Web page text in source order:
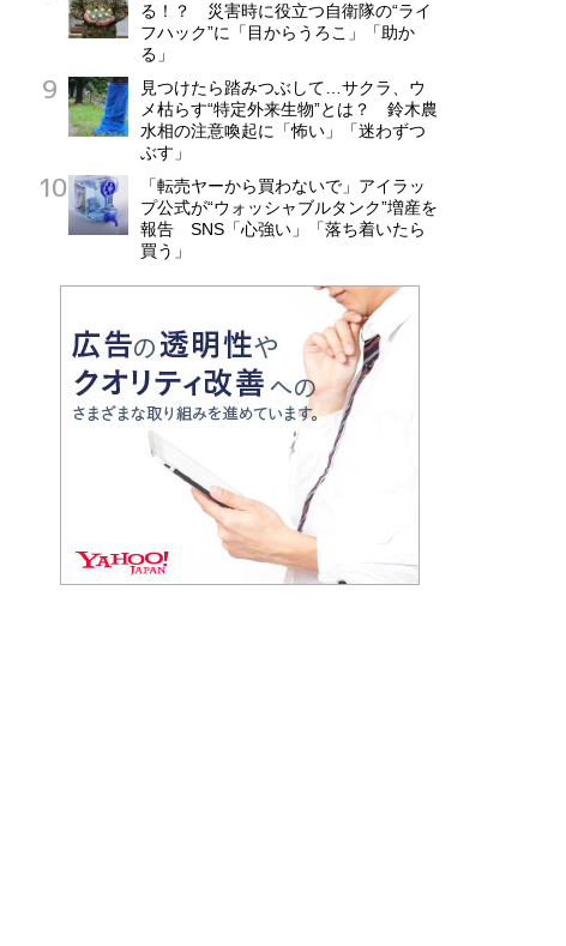
る！？ 災害時に役立つ自衛隊の“ライ
フハック”に「目からうろこ」「助か
る」
見つけたら踏みつぶして…サクラ、ウ
メ枯らす“特定外来生物”とは？ 鈴木農
水相の注意喚起に「怖い」「迷わずつ
ぶす」
「転売ヤーから買わないで」アイラッ
プ公式が“ウォッシャブルタンク”増産を
報告 SNS「心強い」「落ち着いたら
買う」